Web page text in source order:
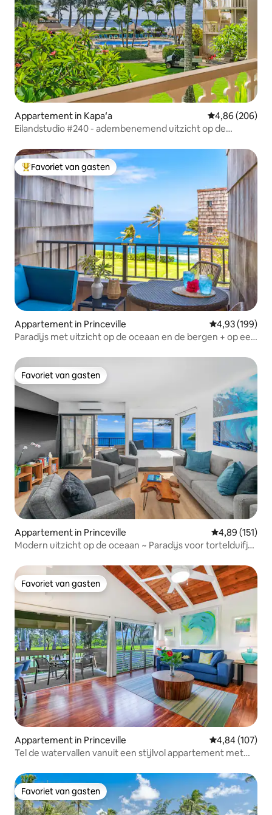
Appartement in Kapaʻa Gemiddelde
4,86 (206)
Eilandstudio #240 - adembenemend uitzicht op de
Topfavoriet van gasten
Favoriet van gasten
Appartement in Princeville Gemiddelde
4,93 (199)
Paradijs met uitzicht op de oceaan en de bergen + op een
Favoriet van gasten
Favoriet van gasten
Appartement in Princeville Gemiddelde
4,89 (151)
Modern uitzicht op de oceaan ~ Paradijs voor tortelduifjes
Favoriet van gasten
Favoriet van gasten
Appartement in Princeville Gemiddelde
4,84 (107)
Tel de watervallen vanuit een stijlvol appartement met
Favoriet van gasten
Favoriet van gasten